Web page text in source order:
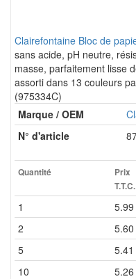
Clairefontaine Bloc de
sans acide, pH neutre,
masse, parfaitement lisse
assorti dans 13 couleurs
(975334C)
Marque / OEM
N° d'article
Quantité
Prix
T.T.C.
1 5.99
2 5.60
5 5.41
10 5.26